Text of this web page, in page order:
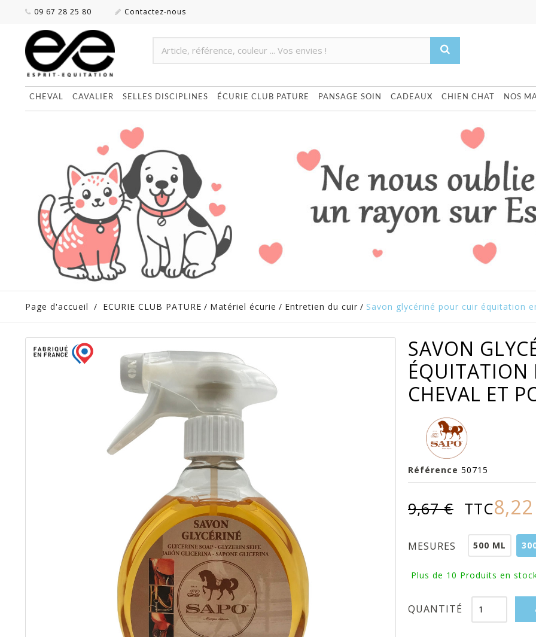
09 67 28 25 80 Contactez-nous
CHEVAL CAVALIER SELLES DISCIPLINES ÉCURIE CLUB PATURE PANSAGE SOIN CADEAUX CHIEN CHAT NOS
Page d'accueil / ECURIE CLUB PATURE / Matériel écurie / Entretien du cuir / Savon glycériné pour cuir équitation
SAVON
ÉQUITATION
CHEVAL ET
Référence 50715
9,67 € TTC
MESURES 500 ML
Plus de 10 Produits en
QUANTITÉ